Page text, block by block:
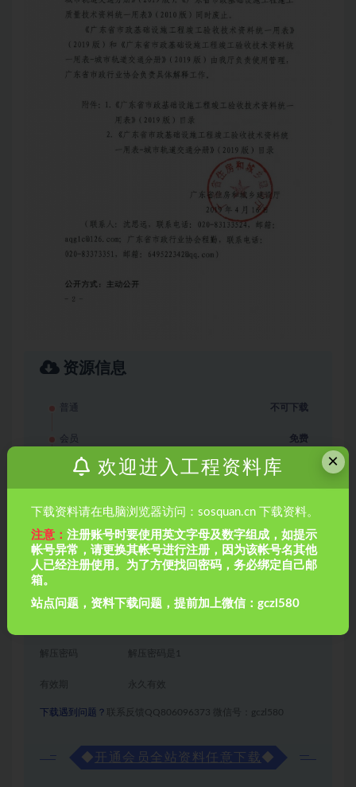
资源信息
不可下载
会员 免费
永久会员 免费
暂无购买权限
永久SVIP会员免费下载
解压密码是1
有效期 永久有效
下载遇到问题？ 联系反馈QQ806096373 微信号：gczl580
◆ 开通会员全站资料任意下载◆
×
欢迎进入工程资料库
下载资料请在电脑浏览器访问：sosquan.cn 下载资料。
注意：注册账号时要使用英文字母及数字组成，如提示
帐号异常，请更换其帐号进行注册，因为该帐号名其他
人已经注册使用。为了方便找回密码，务必绑定自己邮
箱。
站点问题，资料下载问题，提前加上微信：gczl580